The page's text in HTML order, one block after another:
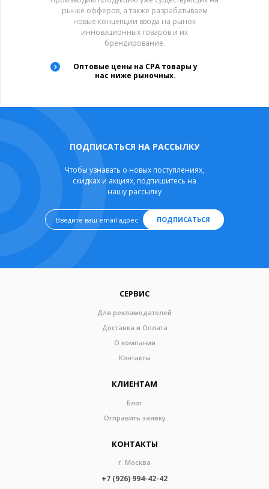
рынке офферов, а также разрабатываем
новые концепции ввода на рынок
инновационных товаров и их
брендирование.
Оптовые цены на CPA товары у
нас ниже рыночных.
ПОДПИСАТЬСЯ НА РАССЫЛКУ
Чтобы узнавать о новых поступлениях,
скидках и акциях, подпишитесь на
нашу рассылку
ПОДПИСАТЬСЯ
СЕРВИС
Для рекламодателей
Доставка и Оплата
О компании
Контакты
КЛИЕНТАМ
Блог
Отправить заявку
КОНТАКТЫ
г. Москва
+7 (926) 994-42-42